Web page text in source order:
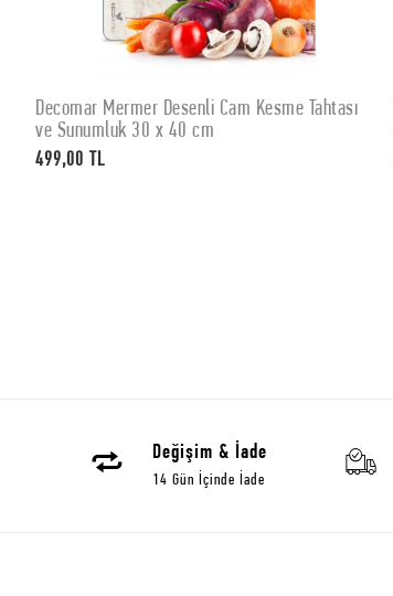
SEPETE EKLE
Decomar Mermer Desenli Cam Kesme Tahtası
ve Sunumluk 30 x 40 cm
499,00 TL
Değişim & İade
14 Gün İçinde İade